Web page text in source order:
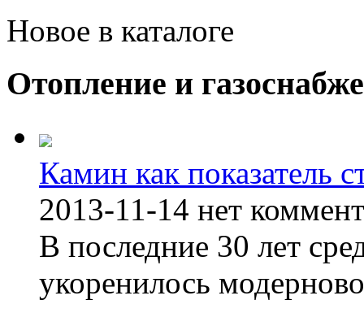
Новое в каталоге
Отопление и
Камин как показатель
2013-11-14 нет
В последние 30 лет
укоренилось